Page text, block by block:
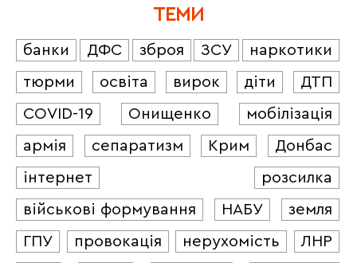
ТЕМИ
банки ДФС зброя ЗСУ
наркотики
тюрми
освіта вирок діти
ДТП
COVID-19
Онищенко
мобілізація
армія
сепаратизм Крим
Донбас
інтернет
розсилка
військові формування
НАБУ
земля
ГПУ
провокація нерухомість ЛНР